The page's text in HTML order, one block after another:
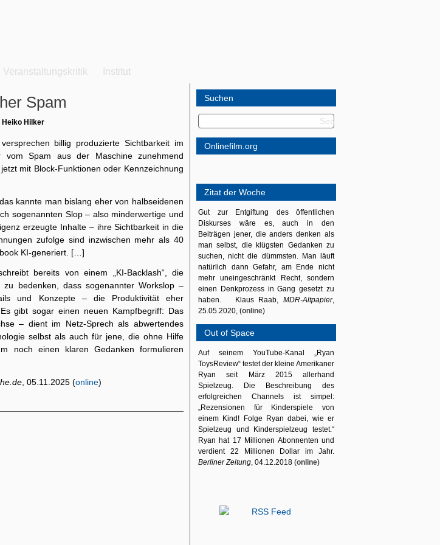
Veranstaltungskritik Institut
Spam
Heiko Hilker
billig produzierte Sichtbarkeit im
vom Spam aus der Maschine zunehmend
mit Block-Funktionen oder Kennzeichnung
kannte man bislang eher von halbseidenen
sogenannten Slop – also minderwertige und
erzeugte Inhalte – ihre Sichtbarkeit in die
zufolge sind inzwischen mehr als 40
KI-generiert. […]
bereits von einem „KI-Backlash“, die
zu bedenken, dass sogenannter Workslop –
und Konzepte – die Produktivität eher
gibt sogar einen neuen Kampfbegriff: Das
– dient im Netz-Sprech als abwertendes
selbst als auch für jene, die ohne Hilfe
noch einen klaren Gedanken formulieren
, 05.11.2025 (online)
Suchen
Onlinefilm.org
Zitat der Woche
Gut zur Entgiftung des öffentlichen
Diskurses wäre es, auch in den
Beiträgen jener, die anders denken als
man selbst, die klügsten Gedanken zu
suchen, nicht die dümmsten. Man läuft
natürlich dann Gefahr, am Ende nicht
mehr uneingeschränkt Recht, sondern
einen Denkprozess in Gang gesetzt zu
haben. Klaus Raab, MDR-Altpapier,
25.05.2020, (online)
Out of Space
Auf seinem YouTube-Kanal „Ryan
ToysReview“ testet der kleine Amerikaner
Ryan seit März 2015 allerhand
Spielzeug. Die Beschreibung des
erfolgreichen Channels ist simpel:
„Rezensionen für Kinderspiele von
einem Kind! Folge Ryan dabei, wie er
Spielzeug und Kinderspielzeug testet.“
Ryan hat 17 Millionen Abonnenten und
verdient 22 Millionen Dollar im Jahr.
Berliner Zeitung, 04.12.2018 (online)